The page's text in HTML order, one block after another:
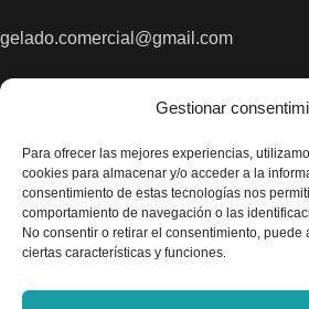
Gestionar
Para ofrecer las mejores experiencias,
cookies para almacenar y/o acceder a la
consentimiento de estas tecnologías nos
comportamiento de navegación o las
No consentir o retirar el consentimiento, puede
ciertas características y funciones.
gelado.comercial@gmail.com